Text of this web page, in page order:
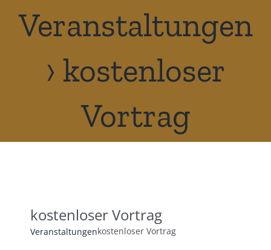
Veranstaltungen
› kostenloser
Vortrag
kostenloser Vortrag
Veranstaltungenkostenloser Vortrag